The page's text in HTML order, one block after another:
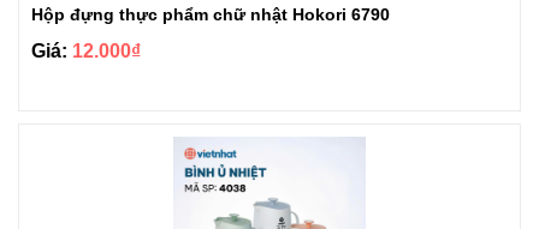
Hộp đựng thực phẩm chữ nhật Hokori 6790
Giá: 12.000₫